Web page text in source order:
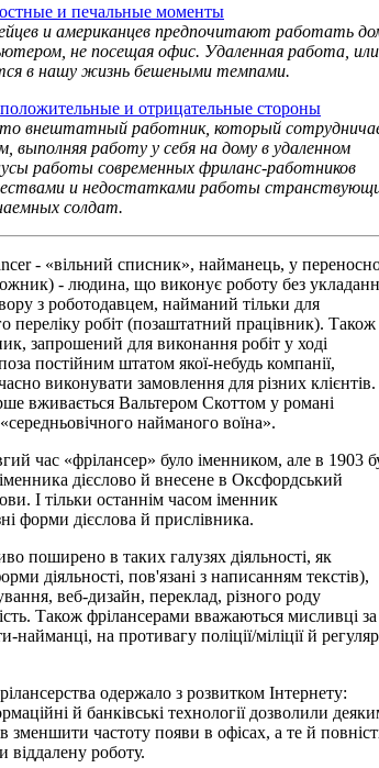
и печальные моменты
и американцев предпочитают работать
не посещая офис. Удаленная работа, или
в нашу жизнь бешеными темпами.
и отрицательные стороны
внештатный работник, который
выполняя работу у себя на дому в удаленном
работы современных фриланс-работников
и недостатками работы
солдат.
- «вільний списник», найманець, у
- людина, що виконує роботу без
з роботодавцем, найманий тільки для
переліку робіт (позаштатний працівник). Також
запрошений для виконання робіт у ході
постійним штатом якої-небудь компанії,
виконувати замовлення для різних клієнтів.
вживається Вальтером Скоттом у романі
найманого воїна».
час «фрілансер» було іменником, але в 1903
дієслово й внесене в Оксфордський
І тільки останнім часом іменник
форми дієслова й прислівника.
поширено в таких галузях діяльності, як
діяльності, пов'язані з написанням текстів),
веб-дизайн, переклад, різного роду
Також фрілансерами вважаються мисливці за
на противагу поліції/міліції й
одержало з розвитком Інтернету:
й банківські технології дозволили
зменшити частоту появи в офісах, а те й
роботу.